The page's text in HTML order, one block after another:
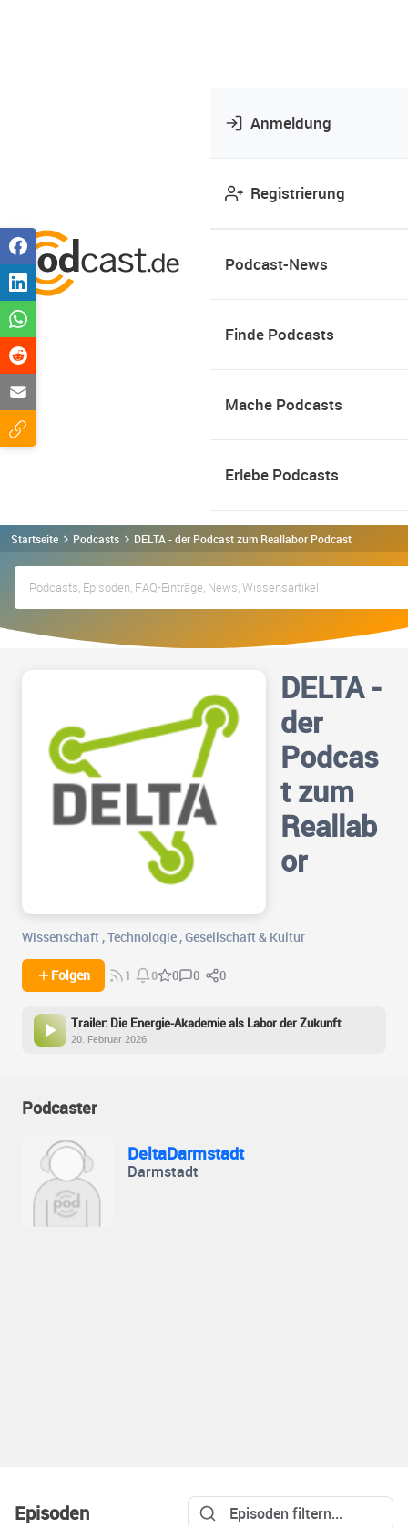
Anmeldung
Registrierung
Podcast-News
Finde Podcasts
Mache Podcasts
Erlebe Podcasts
Startseite Podcasts DELTA - der Podcast zum Reallabor Podcast
DELTA -
der
Podcas
t zum
Reallab
or
Wissenschaft ,Technologie ,Gesellschaft & Kultur
Folgen 1 0 0 0 0
Trailer: Die Energie-Akademie als Labor der Zukunft
20. Februar 2026
Podcaster
DeltaDarmstadt
Darmstadt
Episoden